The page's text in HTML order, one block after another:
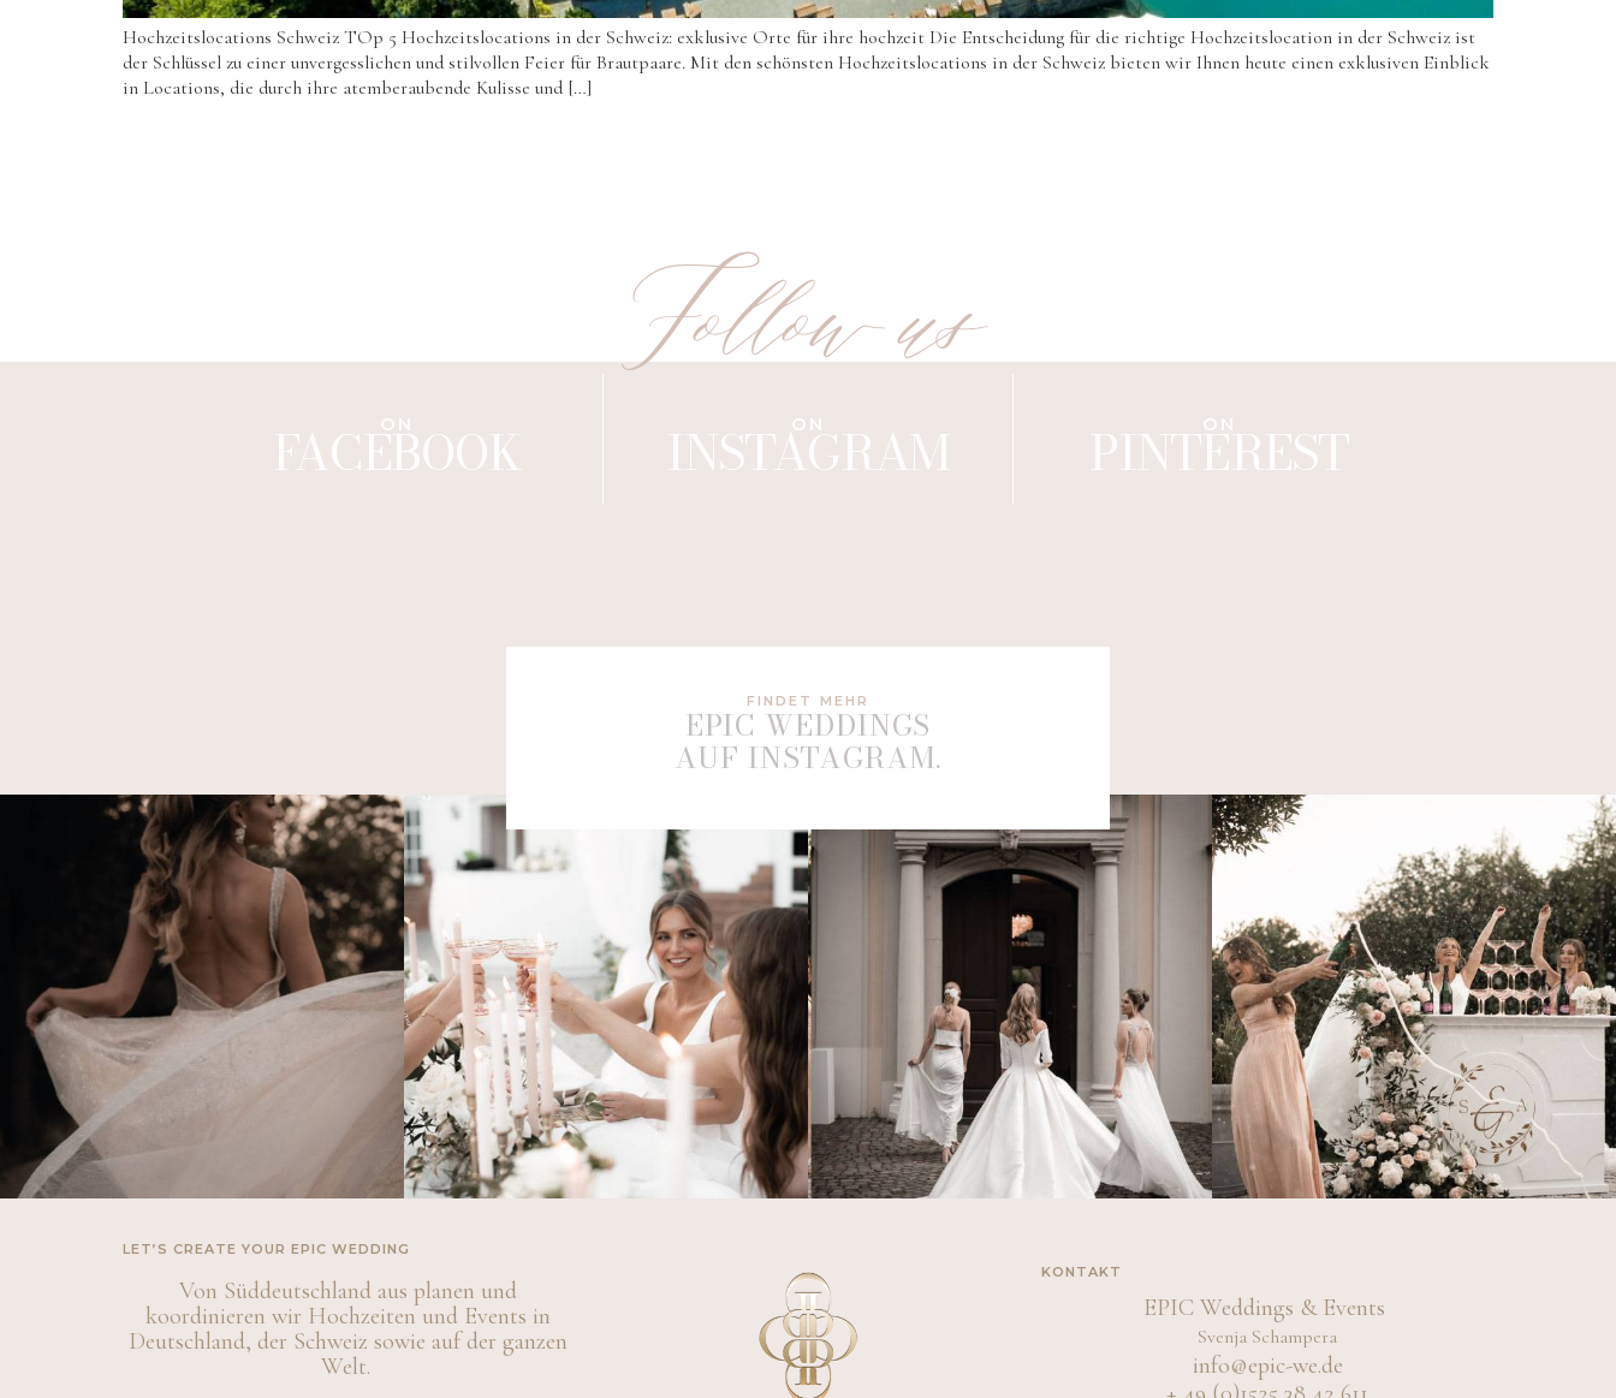
Hochzeitslocations Schweiz TOp 5 Hochzeitslocations in der Schweiz: exklusive Orte für ihre hochzeit Die Entscheidung für die richtige Hochzeitslocation in der Schweiz ist
der Schlüssel zu einer unvergesslichen und stilvollen Feier für Brautpaare. Mit den schönsten Hochzeitslocations in der Schweiz bieten wir Ihnen heute einen exklusiven Einblick
in Locations, die durch ihre atemberaubende Kulisse und […]
Follow us
ON
FACEBOOK ON
INSTAGRAM ON
PINTEREST
FINDET MEHR
EPIC WEDDINGS
AUF INSTAGRAM.
LET’S CREATE YOUR EPIC WEDDING
Von Süddeutschland aus planen und
koordinieren wir Hochzeiten und Events in
Deutschland, der Schweiz sowie auf der ganzen
Welt.
KONTAKT
EPIC Weddings & Events
Svenja Schampera
info@epic-we.de